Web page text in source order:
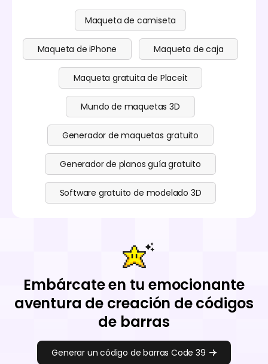
Maqueta de camiseta
Maqueta de iPhone Maqueta de caja
Maqueta gratuita de Placeit
Mundo de maquetas 3D
Generador de maquetas gratuito
Generador de planos guía gratuito
Software gratuito de modelado 3D
Embárcate en tu emocionante
aventura de creación de códigos
de barras
Generar un código de barras Code 39